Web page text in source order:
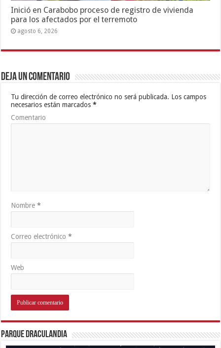
Inició en Carabobo proceso de registro de vivienda
para los afectados por el terremoto
agosto 6, 2026
Deja un comentario
Tu dirección de correo electrónico no será publicada. Los campos
necesarios están marcados*
Comentario
Nombre*
Correo electrónico*
Web
Parque Draculandia